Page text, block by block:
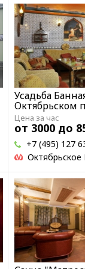
Усадьба
Октябрьском
Цена за час
от 3000 до
Октябрьское
+7 (495) 127